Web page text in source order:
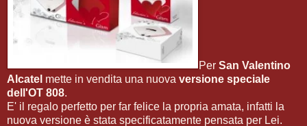
Per San Valentino
Alcatel mette in vendita una nuova versione speciale
dell'OT 808.
E' il regalo perfetto per far felice la propria amata, infatti la
nuova versione è stata specificatamente pensata per Lei.